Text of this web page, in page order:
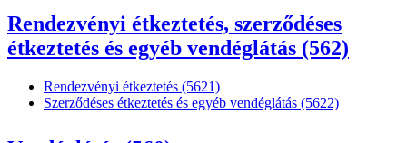
Rendezvényi étkeztetés, szerződéses
étkeztetés és egyéb vendéglátás (562)
Rendezvényi étkeztetés (5621)
Szerződéses étkeztetés és egyéb vendéglátás (5622)